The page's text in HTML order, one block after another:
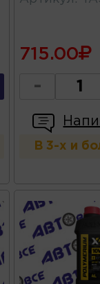
715.00
-
В 3-х и